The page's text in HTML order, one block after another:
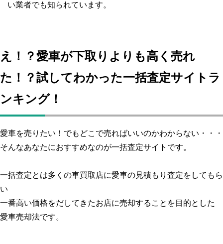
い業者でも知られています。
え！？愛車が下取りよりも高く売れ
た！？試してわかった一括査定サイトラ
ンキング！
愛車を売りたい！でもどこで売ればいいのかわからない・・・
そんなあなたにおすすめなのが一括査定サイトです。
一括査定とは多くの車買取店に愛車の見積もり査定をしてもら
い
一番高い価格をだしてきたお店に売却することを目的とした
愛車売却法です。